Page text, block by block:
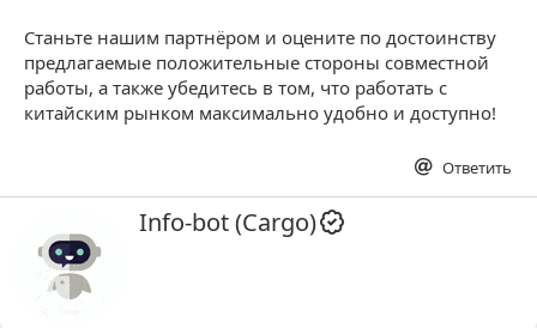
Станьте нашим партнёром и оцените по достоинству
предлагаемые положительные стороны совместной
работы, а также убедитесь в том, что работать с
китайским рынком максимально удобно и доступно!
Ответить
А
в
Info-bot (Cargo)